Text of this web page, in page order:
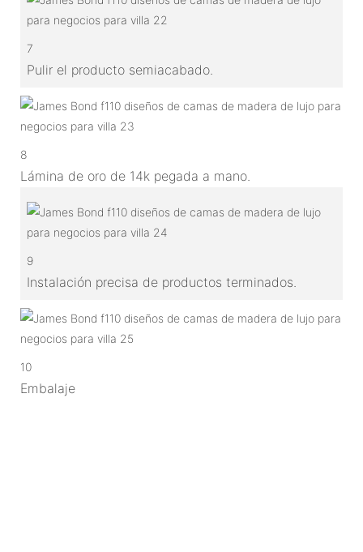
7
Pulir el producto semiacabado.
8
Lámina de oro de 14k pegada a mano.
9
Instalación precisa de productos terminados.
10
Embalaje